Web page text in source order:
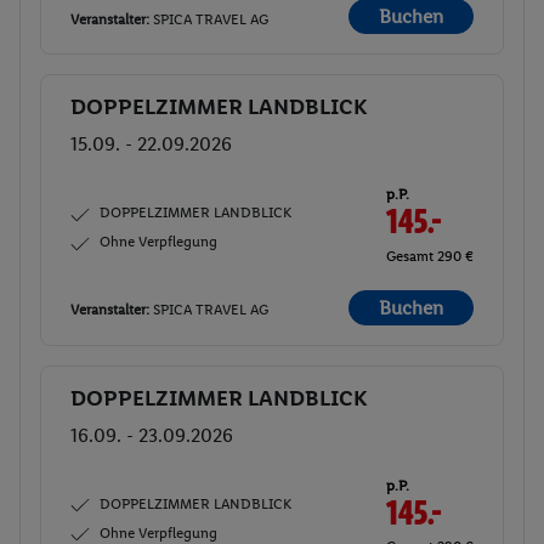
Veranstalter: SPICA TRAVEL AG Buchen
Buchen
DOPPELZIMMER LANDBLICK
15.09. - 22.09.2026
DOPPELZIMMER LANDBLICK
Ohne Verpflegung
p.P.
145.-
Gesamt 290 €
Veranstalter: SPICA TRAVEL AG Buchen
Buchen
DOPPELZIMMER LANDBLICK
16.09. - 23.09.2026
DOPPELZIMMER LANDBLICK
Ohne Verpflegung
p.P.
145.-